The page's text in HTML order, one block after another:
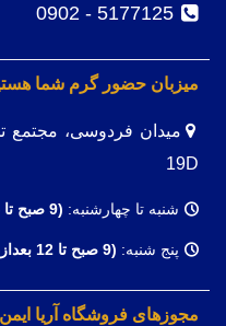
5177125 - 0902
میزبان حضور گرم شما
19D
شنبه تا چهارشنبه: (9 صبح تا 4 بعدازظهر)
پنج شنبه: (9 صبح تا 12 بعدازظهر)
مجوزهای فروشگاه آریا ایمن